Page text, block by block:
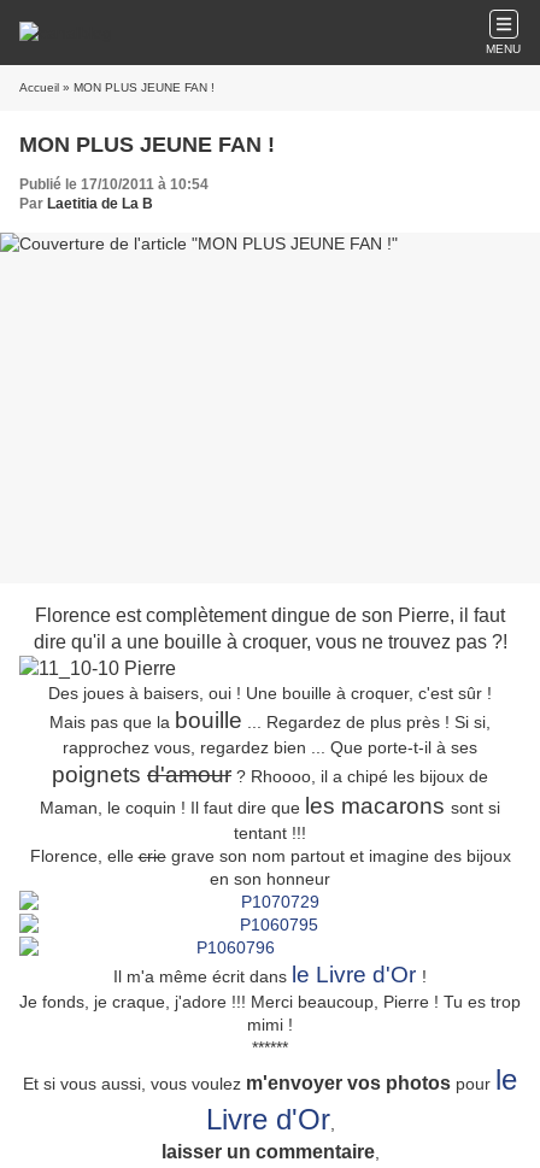
MENU
Accueil » MON PLUS JEUNE FAN !
MON PLUS JEUNE FAN !
Publié le 17/10/2011 à 10:54
Par Laetitia de La B
Florence est complètement dingue de son Pierre, il faut
dire qu'il a une bouille à croquer, vous ne trouvez pas ?!
Des joues à baisers, oui ! Une bouille à croquer, c'est sûr !
Mais pas que la bouille ... Regardez de plus près ! Si si,
rapprochez vous, regardez bien ... Que porte-t-il à ses
poignets d'amour ? Rhoooo, il a chipé les bijoux de
Maman, le coquin ! Il faut dire que les macarons sont si
tentant !!!
Florence, ellecriegrave son nom partout et imagine des bijoux
en son honneur
Il m'a même écrit dans le Livre d'Or !
Je fonds, je craque, j'adore !!! Merci beaucoup, Pierre ! Tu es trop
mimi !
******
Et si vous aussi, vous voulez m'envoyer vos photos pour le
Livre d'Or
laisser un commentaire,